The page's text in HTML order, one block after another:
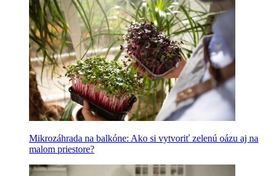
Mikrozáhrada na balkóne: Ako si vytvoriť zelenú oázu aj na
malom priestore?